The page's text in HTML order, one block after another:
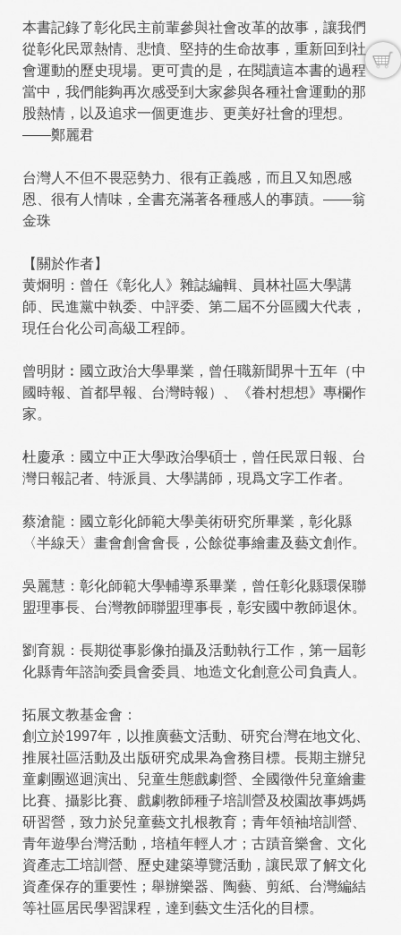
本書記錄了彰化民主前輩參與社會改革的故事，讓我們
從彰化民眾熱情、悲憤、堅持的生命故事，重新回到社
會運動的歷史現場。更可貴的是，在閱讀這本書的過程
當中，我們能夠再次感受到大家參與各種社會運動的那
股熱情，以及追求一個更進步、更美好社會的理想。
——鄭麗君
台灣人不但不畏惡勢力、很有正義感，而且又知恩感
恩、很有人情味，全書充滿著各種感人的事蹟。——翁
金珠
【關於作者】
黄烱明：曾任《彰化人》雜誌編輯、員林社區大學講
師、民進黨中執委、中評委、第二屆不分區國大代表，
現任台化公司高級工程師。
曾明財︰國立政治大學畢業，曾任職新聞界十五年（中
國時報、首都早報、台灣時報）、《眷村想想》專欄作
家。
杜慶承：國立中正大學政治學碩士，曾任民眾日報、台
灣日報記者、特派員、大學講師，現爲文字工作者。
蔡滄龍：國立彰化師範大學美術研究所畢業，彰化縣
〈半線天〉畫會創會會長，公餘從事繪畫及藝文創作。
吳麗慧：彰化師範大學輔導系畢業，曾任彰化縣環保聯
盟理事長、台灣教師聯盟理事長，彰安國中教師退休。
劉育親：長期從事影像拍攝及活動執行工作，第一屆彰
化縣青年諮詢委員會委員、地造文化創意公司負責人。
拓展文教基金會：
創立於1997年，以推廣藝文活動、研究台灣在地文化、
推展社區活動及出版研究成果為會務目標。長期主辦兒
童劇團巡迴演出、兒童生態戲劇營、全國徵件兒童繪畫
比賽、攝影比賽、戲劇教師種子培訓營及校園故事媽媽
研習營，致力於兒童藝文扎根教育；青年領袖培訓營、
青年遊學台灣活動，培植年輕人才；古蹟音樂會、文化
資產志工培訓營、歷史建築導覽活動，讓民眾了解文化
資產保存的重要性；舉辦樂器、陶藝、剪紙、台灣編結
等社區居民學習課程，達到藝文生活化的目標。